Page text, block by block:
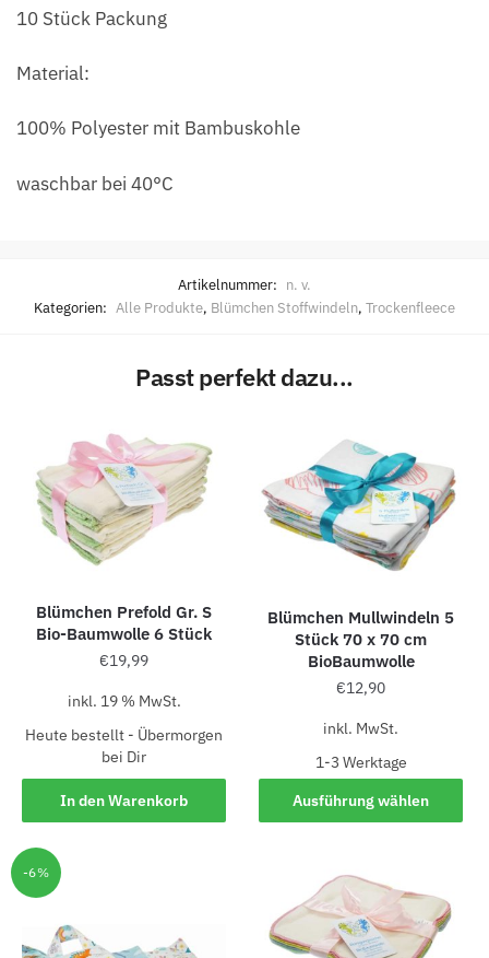
10 Stück Packung
Material:
100% Polyester mit Bambuskohle
waschbar bei 40°C
Artikelnummer: n. v.
Kategorien: Alle Produkte, Blümchen Stoffwindeln, Trockenfleece
Passt perfekt dazu...
Blümchen Prefold Gr. S
Bio-Baumwolle 6 Stück
€19,99
inkl. 19 % MwSt.
Heute bestellt - Übermorgen
bei Dir
In den Warenkorb
Blümchen Mullwindeln 5
Stück 70 x 70 cm
BioBaumwolle
€12,90
inkl. MwSt.
1-3 Werk­ta­ge
Ausführung wählen
-6%